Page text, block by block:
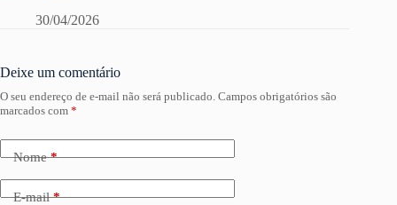
30/04/2026
Deixe um comentário
O seu endereço de e-mail não será publicado. Campos obrigatórios são
marcados com *
Nome*
E-mail*